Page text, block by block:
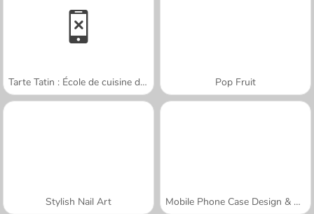
Tarte Tatin : École de cuisine de Sara Pop Fruit
Stylish Nail Art Mobile Phone Case Design & DIY